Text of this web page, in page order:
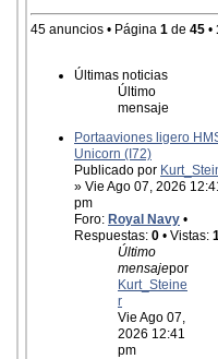
45 anuncios • Página 1 de 45 •
Últimas noticias
Último
mensaje
Portaaviones ligero
Unicorn (I72)
Publicado por
» Vie Ago 07, 2026
pm
Foro: Royal Navy •
Respuestas: 0 • Vistas:
Último
mensajepor
Kurt_Steine
r
Vie Ago 07,
2026 12:41
pm